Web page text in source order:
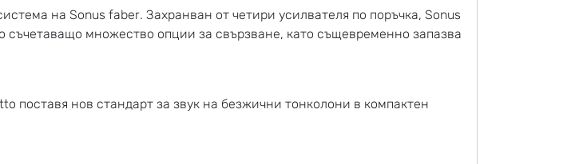
на Sonus faber. Захранван от четири усилвателя по поръчка, Sonus
множество опции за свързване, като същевременно запазва
поставя нов стандарт за звук на безжични тонколони в компактен